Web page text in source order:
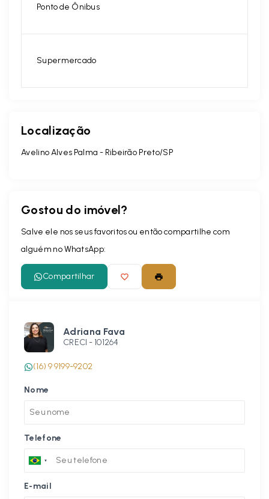
Ponto de Ônibus
Supermercado
Localização
Avelino Alves Palma - Ribeirão Preto/SP
Gostou do imóvel?
Salve ele nos seus favoritos ou então compartilhe com
alguém no WhatsApp:
Compartilhar
Adriana Fava
CRECI - 101264
(16) 9 9199-9202
Nome
Telefone
E-mail